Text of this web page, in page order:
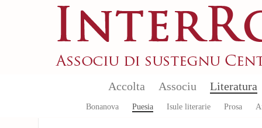
Accolta Associu Literatura
Bonanova Puesia Isule literarie Prosa